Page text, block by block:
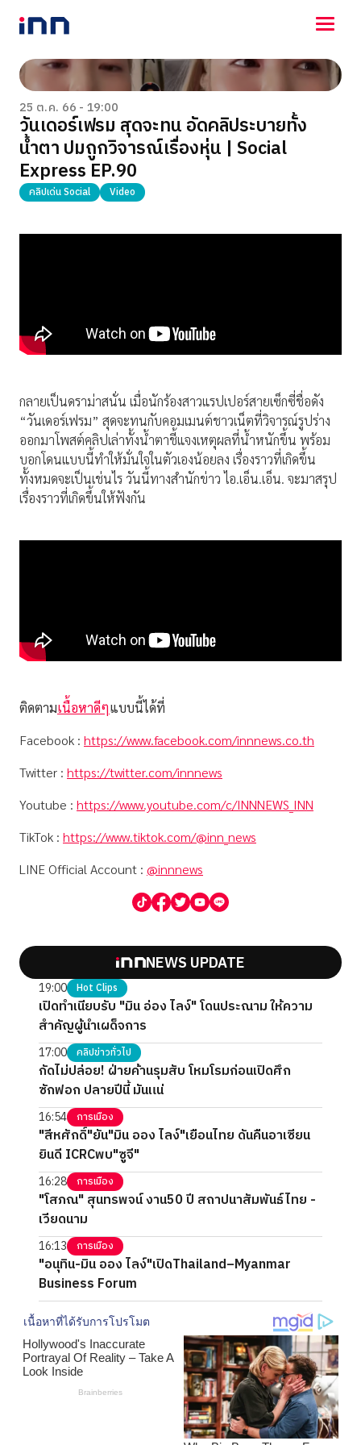
NEWS
ENTERTAINMENT
LIFESTYLE
HOROSCOPE
LOTTERY
VIDEO
ร่วมด้วยช่วยกัน
25 ต.ค. 66 - 19:00
วันเดอร์เฟรม สุดจะทน อัดคลิประบายทั้ง
น้ำตา ปมถูกวิจารณ์เรื่องหุ่น | Social
Express EP.90
คลิปเด่น Social Video
กลายเป็นดราม่าสนั่น เมื่อนักร้องสาวแรปเปอร์สายเซ็กซี่ชื่อดัง
“วันเดอร์เฟรม” สุดจะทนกับคอมเมนต์ชาวเน็ตที่วิจารณ์รูปร่าง
ออกมาโพสต์คลิปเล่าทั้งน้ำตาชี้แจงเหตุผลที่น้ำหนักขึ้น พร้อม
บอกโดนแบบนี้ทำให้มั่นใจในตัวเองน้อยลง เรื่องราวที่เกิดขึ้น
ทั้งหมดจะเป็นเช่นไร วันนี้ทางสำนักข่าว ไอ.เอ็น.เอ็น. จะมาสรุป
เรื่องราวที่เกิดขึ้นให้ฟังกัน
ติดตามเนื้อหาดีๆแบบนี้ได้ที่
Facebook : https://www.facebook.com/innnews.co.th
Twitter : https://twitter.com/innnews
Youtube : https://www.youtube.com/c/INNNEWS_INN
TikTok : https://www.tiktok.com/@inn_news
LINE Official Account : @innnews
NEWS UPDATE
19:00 Hot Clips
เปิดทำเนียบรับ "มิน อ่อง ไลง์" โดนประณาม ให้ความ
สำคัญผู้นำเผด็จการ
17:00 คลิปข่าวทั่วไป
กัดไม่ปล่อย! ฝ่ายค้านรุมสับ โหมโรมก่อนเปิดศึก
ซักฟอก ปลายปีนี้ มันแน่
16:54 การเมือง
"สีหศักดิ์"ยัน"มิน ออง ไลง์"เยือนไทย ดันคืนอาเซียน
ยินดี ICRCพบ"ซูจี"
16:28 การเมือง
"โสภณ" สุนทรพจน์ งาน50 ปี สถาปนาสัมพันธ์ไทย -
เวียดนาม
16:13 การเมือง
"อนุทิน-มิน ออง ไลง์"เปิดThailand–Myanmar
Business Forum